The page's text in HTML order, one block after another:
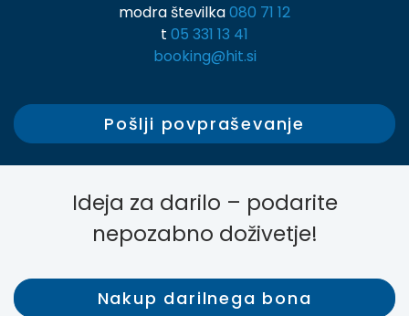
modra številka080 71 12
t 05 331 13 41
booking@hit.si
Pošlji povpraševanje
Ideja za darilo – podarite
nepozabno doživetje!
Nakup darilnega bona